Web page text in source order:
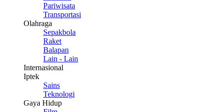
Pariwisata
Transportasi
Olahraga
Sepakbola
Raket
Balapan
Lain - Lain
Internasional
Iptek
Sains
Teknologi
Gaya Hidup